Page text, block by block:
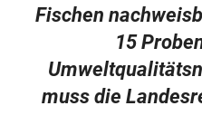
Fischen
15
muss die